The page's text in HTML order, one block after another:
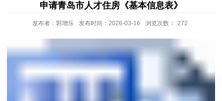
申请青岛市人才住房《基本信息表》
发布者：郭增乐 发布时间：2026-03-16 浏览次数： 272